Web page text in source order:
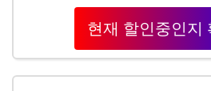
현재 할인중인지